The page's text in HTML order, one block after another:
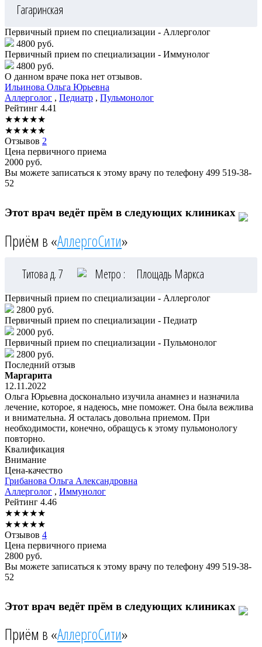
Гагаринская
Первичный прием по специализации - Аллерголог
4800 руб.
Первичный прием по специализации - Иммунолог
4800 руб.
О данном враче пока нет отзывов.
Ильинова Ольга Юрьевна
Аллерголог , Педиатр , Пульмонолог
Рейтинг 4.41
★★★★★
★★★★★
Отзывов 2
Цена первичного приема
2000 руб.
Вы можете записаться к этому врачу по телефону 499 519-38-
52
Этот врач ведёт прём в следующих клиниках
Приём в «АллергоСити»
Титова д. 7 Метро : Площадь Маркса
Первичный прием по специализации - Аллерголог
2800 руб.
Первичный прием по специализации - Педиатр
2000 руб.
Первичный прием по специализации - Пульмонолог
2800 руб.
Последний отзыв
Маргарита
12.11.2022
Ольга Юрьевна досконально изучила анамнез и назначила
лечение, которое, я надеюсь, мне поможет. Она была вежлива
и внимательна. Я осталась довольна приемом. При
необходимости, конечно, обращусь к этому пульмонологу
повторно.
Квалификация
Внимание
Цена-качество
Грибанова Ольга Александровна
Аллерголог , Иммунолог
Рейтинг 4.46
★★★★★
★★★★★
Отзывов 4
Цена первичного приема
2800 руб.
Вы можете записаться к этому врачу по телефону 499 519-38-
52
Этот врач ведёт прём в следующих клиниках
Приём в «АллергоСити»